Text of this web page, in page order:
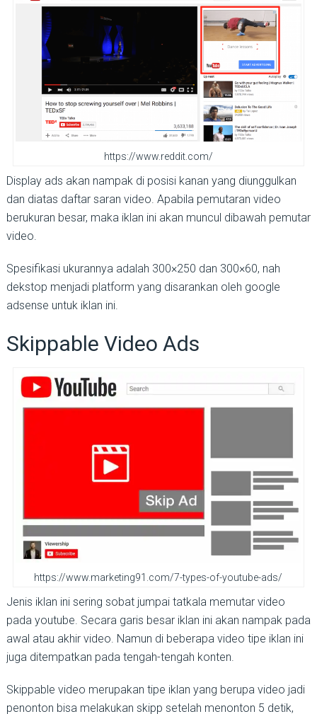
https://www.reddit.com/
Display ads akan nampak di posisi kanan yang diunggulkan
dan diatas daftar saran video. Apabila pemutaran video
berukuran besar, maka iklan ini akan muncul dibawah pemutar
video.
Spesifikasi ukurannya adalah 300×250 dan 300×60, nah
dekstop menjadi platform yang disarankan oleh google
adsense untuk iklan ini.
Skippable Video Ads
https://www.marketing91.com/7-types-of-youtube-ads/
Jenis iklan ini sering sobat jumpai tatkala memutar video
pada youtube. Secara garis besar iklan ini akan nampak pada
awal atau akhir video. Namun di beberapa video tipe iklan ini
juga ditempatkan pada tengah-tengah konten.
Skippable video merupakan tipe iklan yang berupa video jadi
penonton bisa melakukan skipp setelah menonton 5 detik,